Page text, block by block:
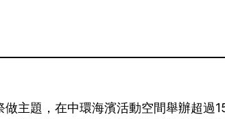
主題，在中環海濱活動空間舉辦超過